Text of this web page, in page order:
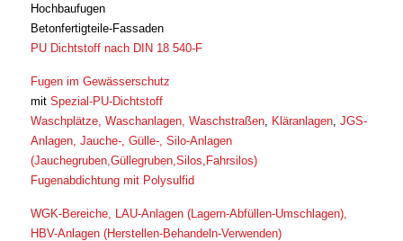
Hochbaufugen
Betonfertigteile-Fassaden
PU Dichtstoff nach DIN 18 540-F
Fugen im Gewässerschutz
mitSpezial-PU-Dichtstoff
Waschplätze, Waschanlagen, Waschstraßen Kläranlagen ,JGS-
Anlagen, Jauche-, Gülle-, Silo-Anlagen
(Jauchegruben,Güllegruben,Silos,Fahrsilos)
Fugenabdichtung mit Polysulfid
WGK-Bereiche, LAU-Anlagen (Lagern-Abfüllen-Umschlagen),
HBV-Anlagen (Herstellen-Behandeln-Verwenden)